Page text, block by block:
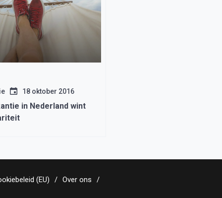
18 oktober 2016
in Nederland wint
(EU) Over ons